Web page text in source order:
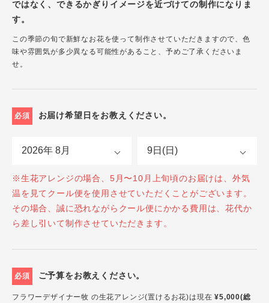
ではなく、できるかぎりイメージを近づけての制作になりま
す。
この季節の旬で新鮮なお花を使って制作させていただきますので、色
味や雰囲気が多少異なる可能性があること、予めご了承くださいま
せ。
必須 お届け希望日をお教えください。
※生花アレンジの場合、5月〜10月上旬頃のお届けは、外気
温を見てクール便を使用させていただくことがございます。
その場合、誠に恐れながらクール便にかかる費用は、花代か
ら差し引いて制作させていただきます。
必須 ご予算をお教えください。
フラワーデザイナー牧 の生花アレンジ(置けるお花)は現在¥5,000(総